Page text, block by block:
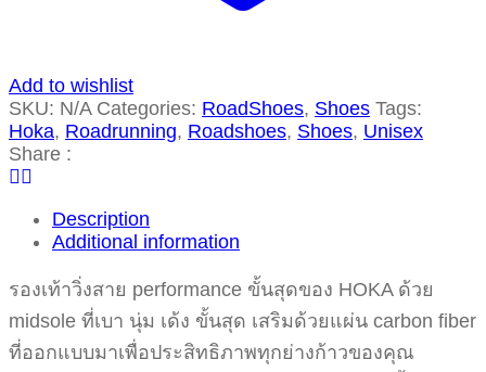
Add to wishlist
SKU: N/A Categories: RoadShoes, Shoes Tags:
Hoka, Roadrunning, Roadshoes, Shoes, Unisex
Share :
Description
Additional information
รองเท้าวิ่งสาย performance ขั้นสุดของ HOKA ด้วย
midsole ที่เบา นุ่ม เด้ง ขั้นสุด เสริมด้วยแผ่น carbon fiber
ที่ออกแบบมาเพื่อประสิทธิภาพทุกย่างก้าวของคุณ